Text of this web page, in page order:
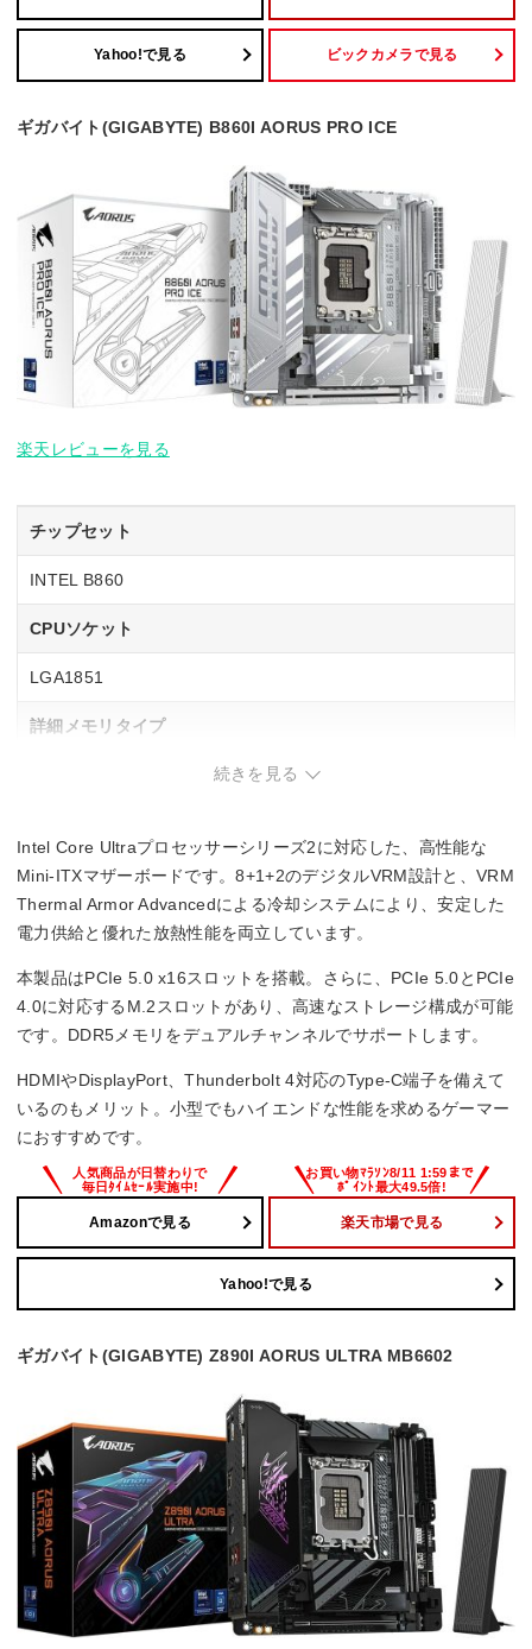
Yahoo!で見る ビックカメラで見る
ギガバイト(GIGABYTE) B860I AORUS PRO ICE
楽天レビューを見る
チップセット
INTEL B860
CPUソケット
LGA1851
詳細メモリタイプ
2
続きを見る
Intel Core Ultraプロセッサーシリーズ2に対応した、高性能な
Mini-ITXマザーボードです。8+1+2のデジタルVRM設計と、VRM
Thermal Armor Advancedによる冷却システムにより、安定した
電力供給と優れた放熱性能を両立しています。
本製品はPCIe 5.0 x16スロットを搭載。さらに、PCIe 5.0とPCIe
4.0に対応するM.2スロットがあり、高速なストレージ構成が可能
です。DDR5メモリをデュアルチャンネルでサポートします。
HDMIやDisplayPort、Thunderbolt 4対応のType-C端子を備えて
いるのもメリット。小型でもハイエンドな性能を求めるゲーマー
におすすめです。
Amazonで見る 楽天市場で見る
Yahoo!で見る
ギガバイト(GIGABYTE) Z890I AORUS ULTRA MB6602